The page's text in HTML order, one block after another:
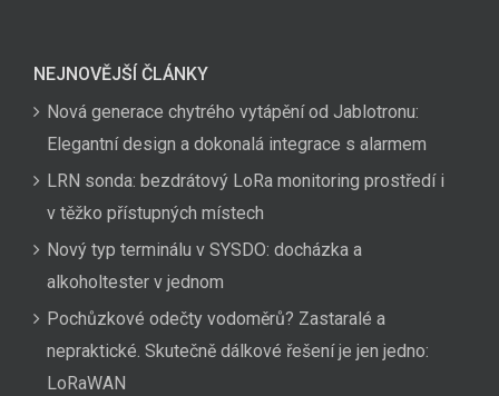
NEJNOVĚJŠÍ ČLÁNKY
Nová generace chytrého vytápění od Jablotronu:
Elegantní design a dokonalá integrace s alarmem
LRN sonda: bezdrátový LoRa monitoring prostředí i
v těžko přístupných místech
Nový typ terminálu v SYSDO: docházka a
alkoholtester v jednom
Pochůzkové odečty vodoměrů? Zastaralé a
nepraktické. Skutečně dálkové řešení je jen jedno:
LoRaWAN